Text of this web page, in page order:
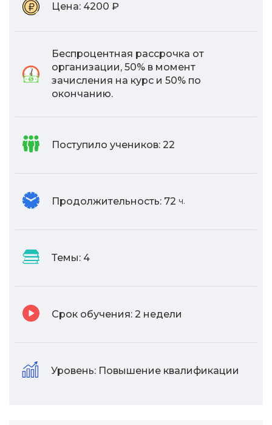
Цена: 4200 ₽
Беспроцентная рассрочка от
организации, 50% в момент
зачисления на курс и 50% по
окончанию.
Поступило учеников: 22
Продолжительность: 72 ч.
Темы: 4
Срок обучения: 2 недели
Уровень: Повышение квалификации